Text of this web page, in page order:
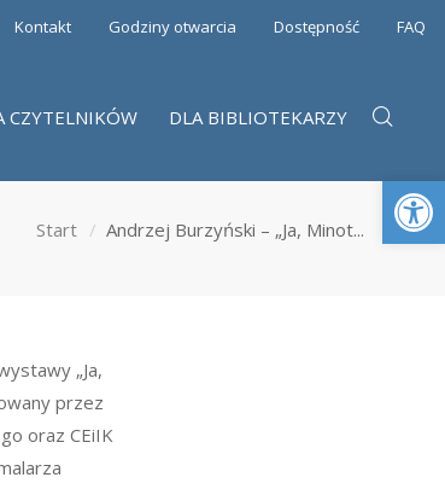
Kontakt Godziny otwarcia Dostępność FAQ
CZYTELNIKÓW DLA BIBLIOTEKARZY
Start Andrzej Burzyński – „Ja, Minot...
„Ja,
przez
oraz CEiIK